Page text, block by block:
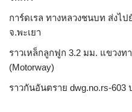
การ์ดเรล ทางหลวงชนบท ส่งไป
จ.พะเยา
ราวเหล็กลูกฟูก 3.2 มม. แขวงท
(Motorway)
ราวกันอันตราย dwg.no.rs-